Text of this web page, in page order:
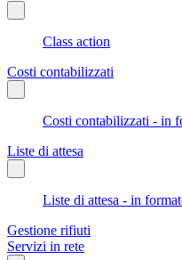
Class action
Costi contabilizzati
Costi contabilizzati - in
Liste di attesa
Liste di attesa - in
Gestione rifiuti
Servizi in rete